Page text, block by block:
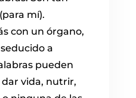
mí).
con un órgano,
a
pueden
vida, nutrir,